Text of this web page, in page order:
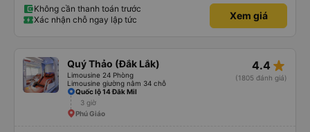
Không cần thanh toán trước
Xác nhận chỗ ngay lập tức
Xem giá
Quý Thảo (Đắk Lắk)
Limousine 24 Phòng
Limousine giường nằm 34 chỗ
4.4 star_rate
(1805 đánh giá)
Quốc lộ 14 Đăk Mil
3 giờ
Phú Giáo